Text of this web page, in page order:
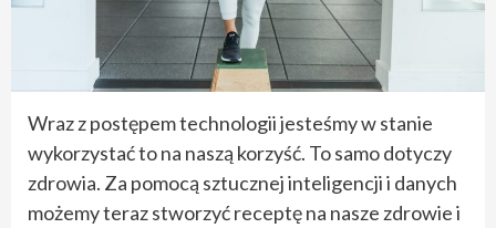
Wraz z postępem technologii jesteśmy w stanie
wykorzystać to na naszą korzyść. To samo dotyczy
zdrowia. Za pomocą sztucznej inteligencji i danych
możemy teraz stworzyć receptę na nasze zdrowie i